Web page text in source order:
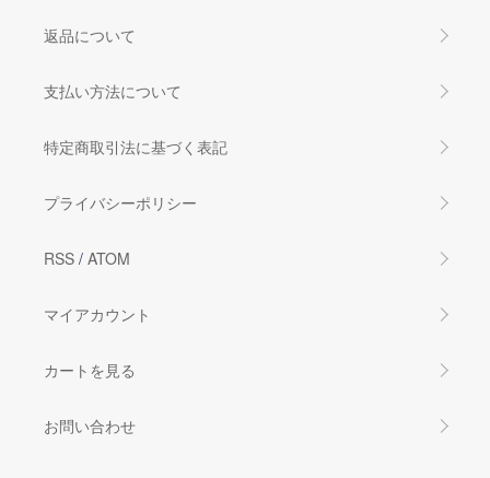
返品について
支払い方法について
特定商取引法に基づく表記
プライバシーポリシー
RSS / ATOM
マイアカウント
カートを見る
お問い合わせ